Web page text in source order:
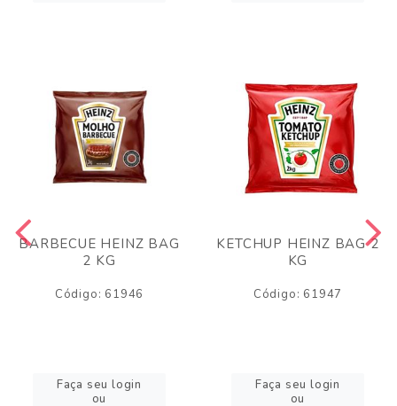
BARBECUE HEINZ BAG
2 KG
Código: 61946
Faça seu login
ou
KETCHUP HEINZ BAG 2
KG
Código: 61947
Faça seu login
ou